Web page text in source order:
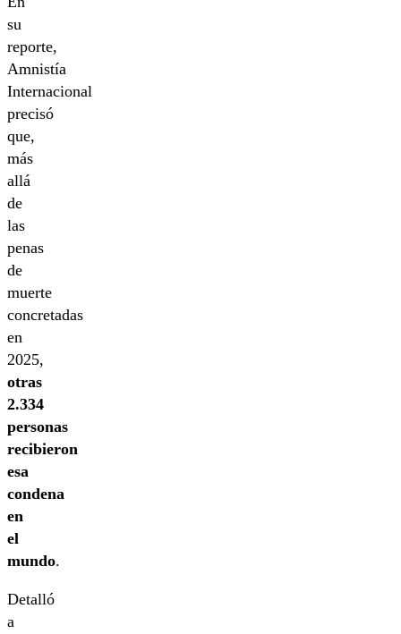
su
reporte,
Amnistía
Internacional
precisó
que,
más
allá
de
las
penas
de
muerte
concretadas
en
2025,
otras
2.334
personas
recibieron
esa
condena
en
el
mundo.
Detalló
a